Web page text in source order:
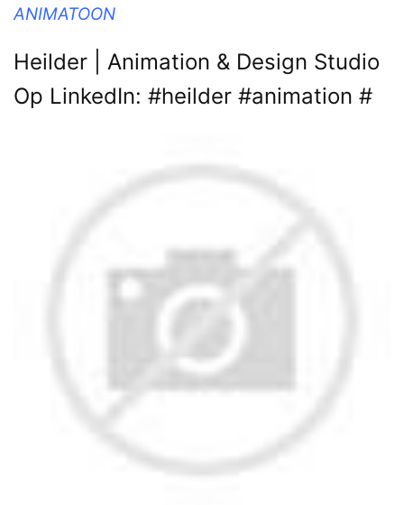
ANIMATOON
Heilder | Animation & Design Studio
Op LinkedIn: #heilder #animation #